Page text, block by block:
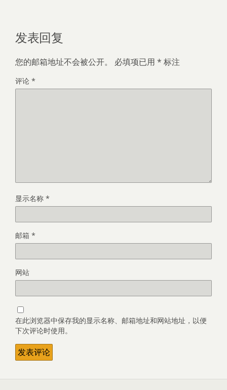
发表回复
您的邮箱地址不会被公开。 必填项已用 * 标注
评论 *
显示名称 *
邮箱 *
网站
在此浏览器中保存我的显示名称、邮箱地址和网站地址，以便
下次评论时使用。